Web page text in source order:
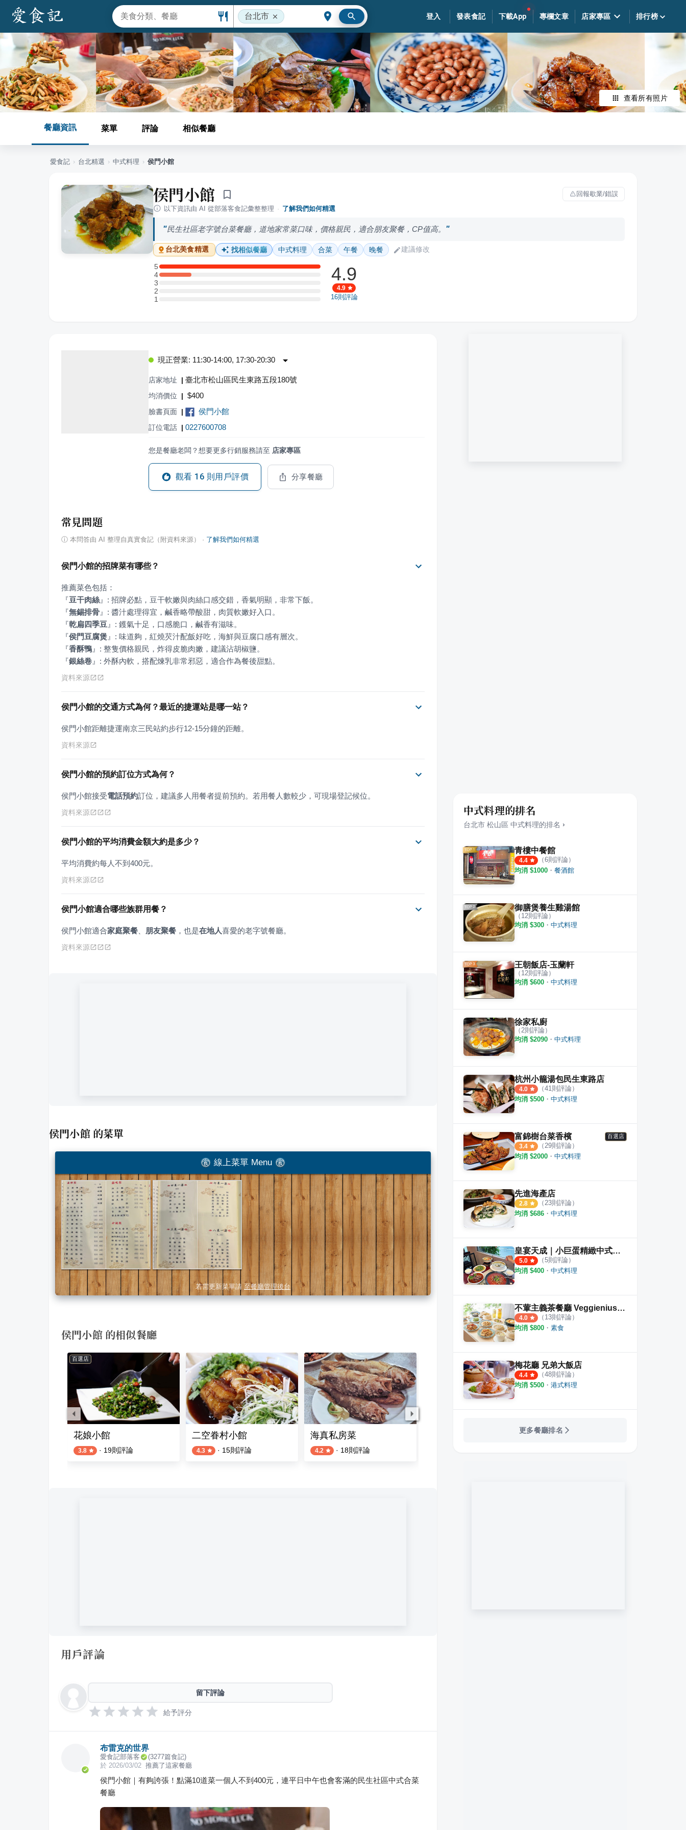
台北市 登入 發表食記 下載App 專欄文章 店家專區 排行榜
查看所有照片
餐廳資訊 菜單 評論 相似餐廳
愛食記 › 台北精選 › 中式料理 › 侯門小館
侯門小館
回報歇業/錯誤
以下資訊由 AI 從部落客食記彙整整理 · 了解我們如何精選
民生社區老字號台菜餐廳，道地家常菜口味，價格親民，適合朋友聚餐，CP值高。
台北美食精選 找相似餐廳 中式料理 合菜 午餐 晚餐 建議修改
5
5 星：5 則評論
4
4 星：1 則評論
3
3 星：0 則評論
2
2 星：0 則評論
11 星：0 則評論
4.9
4.9
16則評論
現正營業: 11:30-14:00, 17:30-20:30
店家地址 | 臺北市松山區民生東路五段180號
均消價位 | $400
臉書頁面 | 侯門小館
訂位電話 | 0227600708
您是餐廳老闆？想要更多行銷服務請至 店家專區
觀看 16 則用戶評價 分享餐廳
常見問題
ⓘ 本問答由 AI 整理自真實食記（附資料來源） · 了解我們如何精選
侯門小館的招牌菜有哪些？
『豆干肉絲 』
『無錫排骨 』
『乾扁四季豆 』
『侯門豆腐煲 』
『香酥鴨 』
『銀絲卷 』 : 外酥內軟，搭配煉乳非常邪惡，適合作為餐後甜點。
資料來源
侯門小館的交通方式為何？最近的捷運站是哪一站？
侯門小館距離捷運南京三民站約步行12-15分鐘的距離。
資料來源
侯門小館的預約訂位方式為何？
侯門小館接受電話預約訂位，建議多人用餐者提前預約。若用餐人數較少，可現場登記候位。
資料來源
侯門小館的平均消費金額大約是多少？
平均消費約每人不到400元。
資料來源
侯門小館適合哪些族群用餐？
侯門小館適合家庭聚餐 朋友聚餐 ，也是在地人喜愛的老字號餐廳。
資料來源
侯門小館的菜單
線上菜單 Menu
若需更新菜單請 至餐廳管理後台
侯門小館 的相似餐廳
百選店
花娘小館
3.8 · 19則評論
二空眷村小館
4.3 · 15則評論
海真私房菜
4.2 · 18則評論
招治飯店
用戶評論
留下評論
給予評分
布雷克的世界
愛食記部落客 (3277篇食記)
於 2026/03/02 推薦了這家餐廳
侯門小館｜有夠誇張！點滿10道菜一個人不到400元，連平日中午也會客滿的民生社區中式合菜
餐廳
中式料理的排名
台北市 松山區 中式料理的排名 ›
青樓中餐館
4.4 （6則評論）
均消 $1000 ・ 餐酒館
御膳煲養生雞湯館
（ 12則評論）
均消 $300 ・ 中式料理
王朝飯店-玉蘭軒
（ 12則評論）
均消 $600 ・ 中式料理
徐家私廚
（ 2則評論）
均消 $2090 ・ 中式料理
杭州小籠湯包民生東路店
4.0 （41則評論）
均消 $500 ・ 中式料理
富錦樹台菜香檳 百選店
3.4 （29則評論）
均消 $2000 ・ 中式料理
先進海產店
2.8 （23則評論）
均消 $686 ・ 中式料理
皇宴天成｜小巨蛋精緻中式料理
5.0 （5則評論）
均消 $400 ・ 中式料理
不葷主義茶餐廳 Veggienius 台北店
4.0 （ 13則評論）
均消 $800 ・ 素食
梅花廳 兄弟大飯店
4.4 （48則評論）
均消 $500 ・ 港式料理
更多餐廳排名